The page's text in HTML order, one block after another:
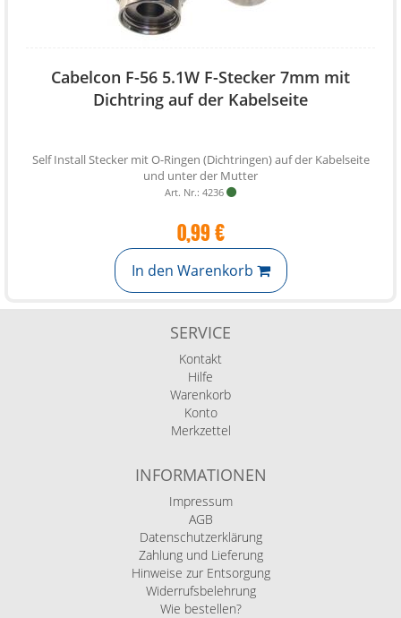
Cabelcon F-56 5.1W F-Stecker 7mm mit
Dichtring auf der Kabelseite
Self Install Stecker mit O-Ringen (Dichtringen) auf der Kabelseite
und unter der Mutter
Art. Nr.: 4236
0,99 €
In den Warenkorb
SERVICE
Kontakt
Hilfe
Warenkorb
Konto
Merkzettel
INFORMATIONEN
Impressum
AGB
Datenschutzerklärung
Zahlung und Lieferung
Hinweise zur Entsorgung
Widerrufsbelehrung
Wie bestellen?